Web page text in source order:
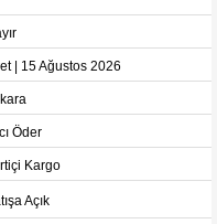
| 15 Ağustos 2026
Öder
Kargo
Açık